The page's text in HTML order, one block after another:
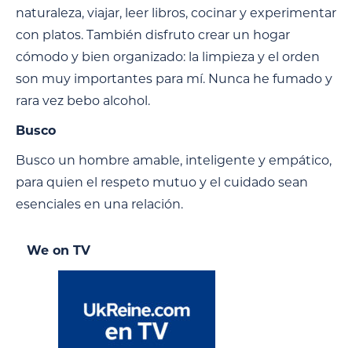
naturaleza, viajar, leer libros, cocinar y experimentar
con platos. También disfruto crear un hogar
cómodo y bien organizado: la limpieza y el orden
son muy importantes para mí. Nunca he fumado y
rara vez bebo alcohol.
Busco
Busco un hombre amable, inteligente y empático,
para quien el respeto mutuo y el cuidado sean
esenciales en una relación.
We on TV